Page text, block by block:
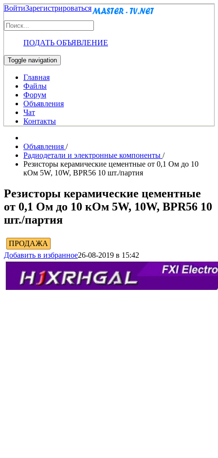
ВойтиЗарегистрироваться
ПОДАТЬ ОБЪЯВЛЕНИЕ
Toggle navigation
Главная
Файлы
Форум
Объявления
Чат
Контакты
Объявления /
Радиодетали и электронные компоненты /
Резисторы керамические цементные от 0,1 Ом до 10
кОм 5W, 10W, BPR56 10 шт./партия
Резисторы керамические цементные
от 0,1 Ом до 10 кОм 5W, 10W, BPR56 10
шт./партия
ПРОДАЖА
Добавить в избранное26-08-2019 в 15:42